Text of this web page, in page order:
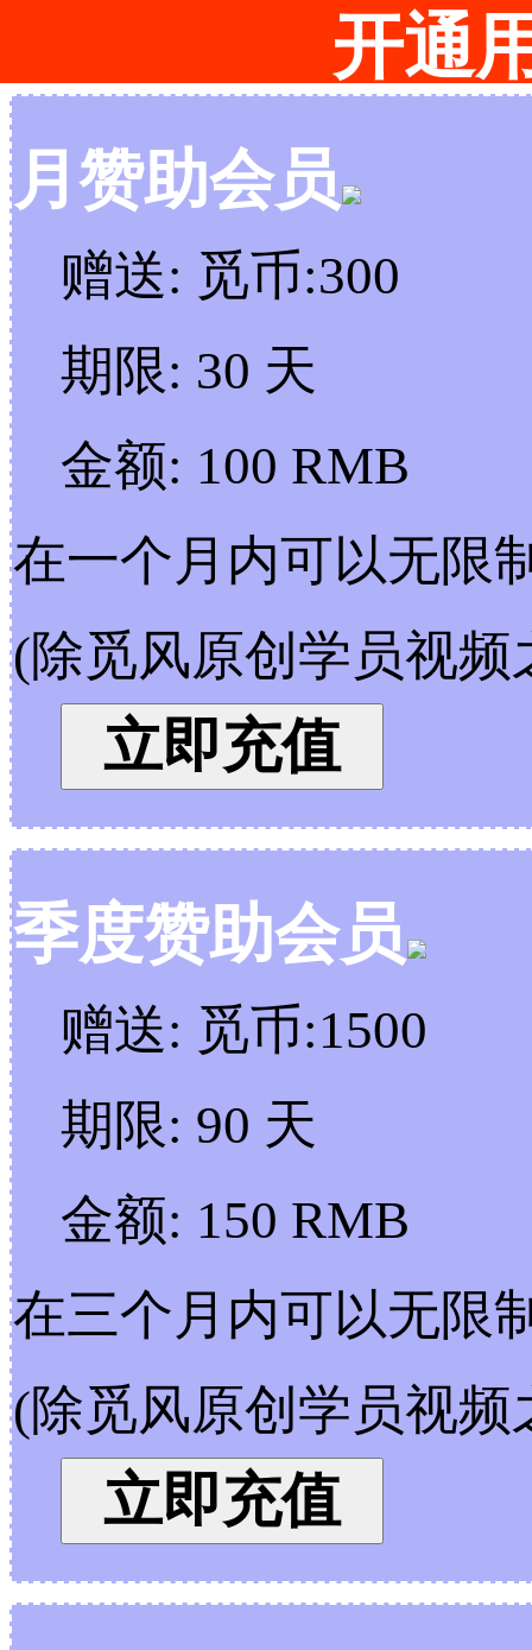
开通
月赞助会员
赠送: 觅币:300
期限: 30 天
金额: 100 RMB
在一个月内可以无限
(除觅风原创学员视频
立即充值
季度赞助会员
赠送: 觅币:1500
期限: 90 天
金额: 150 RMB
在三个月内可以无限
(除觅风原创学员视频
立即充值